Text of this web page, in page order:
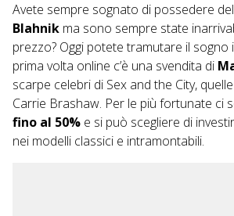
Avete sempre sognato di possedere
Blahnik ma sono sempre state
prezzo? Oggi potete tramutare il sogno
prima volta online c’è una svendita di
scarpe celebri di Sex and the City,
Carrie Brashaw. Per le più fortunate ci
fino al 50% e si può scegliere di
nei modelli classici e intramontabili.